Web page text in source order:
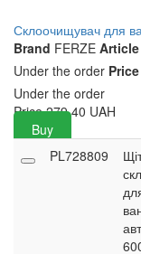
Склоочищувач для
Brand FERZE Article
Under the order Price
Under the order
Price 279.40 UAH
Buy
PL728809